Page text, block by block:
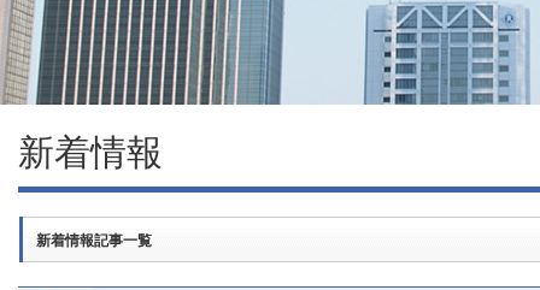
新着情報
新着情報記事一覧